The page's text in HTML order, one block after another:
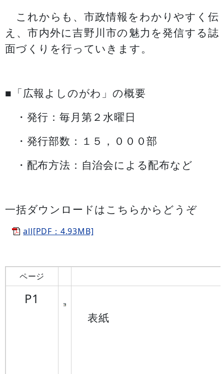
これからも、市政情報をわかりやすく伝
え、市内外に吉野川市の魅力を発信する誌
面づくりを行っていきます。
■「広報よしのがわ」の概要
・発行：毎月第２水曜日
・発行部数：１５，０００部
・配布方法：自治会による配布など
一括ダウンロードはこちらからどうぞ
all[PDF：4.93MB]
ページ
P1
表紙